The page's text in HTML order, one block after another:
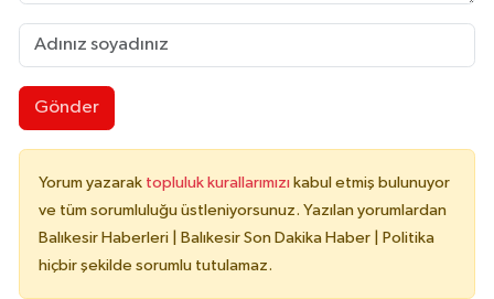
Gönder
Yorum yazarak topluluk kurallarımızı kabul etmiş bulunuyor
ve tüm sorumluluğu üstleniyorsunuz. Yazılan yorumlardan
Balıkesir Haberleri | Balıkesir Son Dakika Haber | Politika
hiçbir şekilde sorumlu tutulamaz.